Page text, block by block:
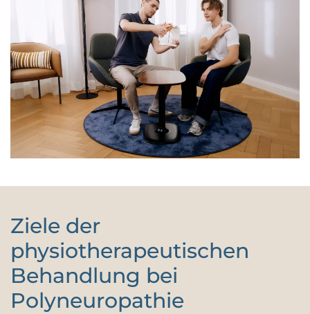
Ziele der
physiotherapeutischen
Behandlung bei
Polyneuropathie